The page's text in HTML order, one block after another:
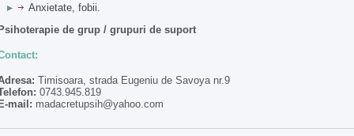
Anxietate, fobii.
de grup / grupuri de suport
Timisoara, strada Eugeniu de Savoya nr.9
0743.945.819
E-mail: madacretupsih@yahoo.com